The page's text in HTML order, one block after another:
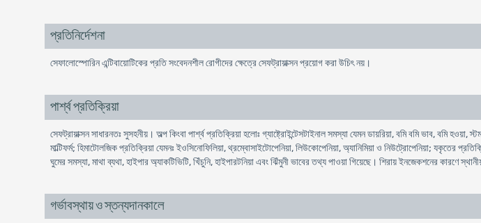
প্রতিনির্দেশনা
সেফালোস্পোরিন এন্টিবায়োটিকের প্রতি সংবেদনশীল রোগীদের ক্ষেত্রে সেফট্রায়াক্সন প্রয়োগ করা উচিৎ নয়।
পার্শ্ব প্রতিক্রিয়া
সেফট্রায়াক্সন সাধারনতঃ সুসহনীয়। অল্প কিংবা পার্শ্ব প্রতিক্রিয়া হলোঃ গ্যাষ্ট্রোইন্টেসটাইনাল সমস্যা যেমন ডায়রিয়া, বমি বমি ভাব, বমি
মাল্টিফর্ম; হিমাটোলজিক প্রতিক্রিয়া যেমনঃ ইওসিনোফিলিয়া, থ্রম্বোসাইটোপেনিয়া, লিউকোপেনিয়া, অ্যানিমিয়া ও নিউট্রোপেনিয়া; যকৃতের
ঘুমের সমস্যা, মাথা ব্যথা, হাইপার অ্যাকটিভিটি, খিঁচুনি, হাইপারটনিয়া এবং ঝিঁমুনী ভাবের তথ্য পাওয়া গিয়েছে। শিরায় ইনজেকশনের কারণে
গর্ভাবস্থায় ও স্তন্যদানকালে